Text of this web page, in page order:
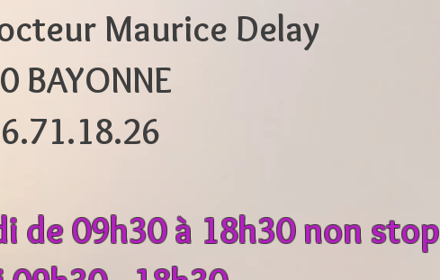
Maurice Delay
BAYONNE
de 09h30 à 18h30 non stop